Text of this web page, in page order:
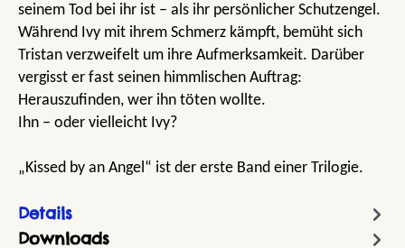
seinem Tod bei ihr ist – als ihr persönlicher Schutzengel.
Während Ivy mit ihrem Schmerz kämpft, bemüht sich
Tristan verzweifelt um ihre Aufmerksamkeit. Darüber
vergisst er fast seinen himmlischen Auftrag:
Herauszufinden, wer ihn töten wollte.
Ihn – oder vielleicht Ivy?
„Kissed by an Angel“ ist der erste Band einer Trilogie.
Details
Downloads